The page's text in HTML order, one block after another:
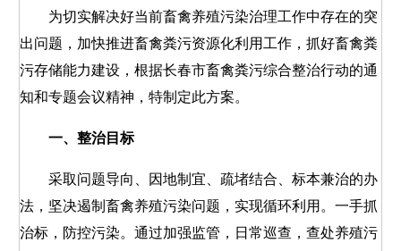
为切实解决好当前畜禽养殖污染治理工作中存在的突
出问题，加快推进畜禽粪污资源化利用工作，抓好畜禽粪
污存储能力建设，根据长春市畜禽粪污综合整治行动的通
知和专题会议精神，特制定此方案。
一、整治目标
采取问题导向、因地制宜、疏堵结合、标本兼治的办
法，坚决遏制畜禽养殖污染问题，实现循环利用。一手抓
治标，防控污染。通过加强监管，日常巡查，查处养殖污